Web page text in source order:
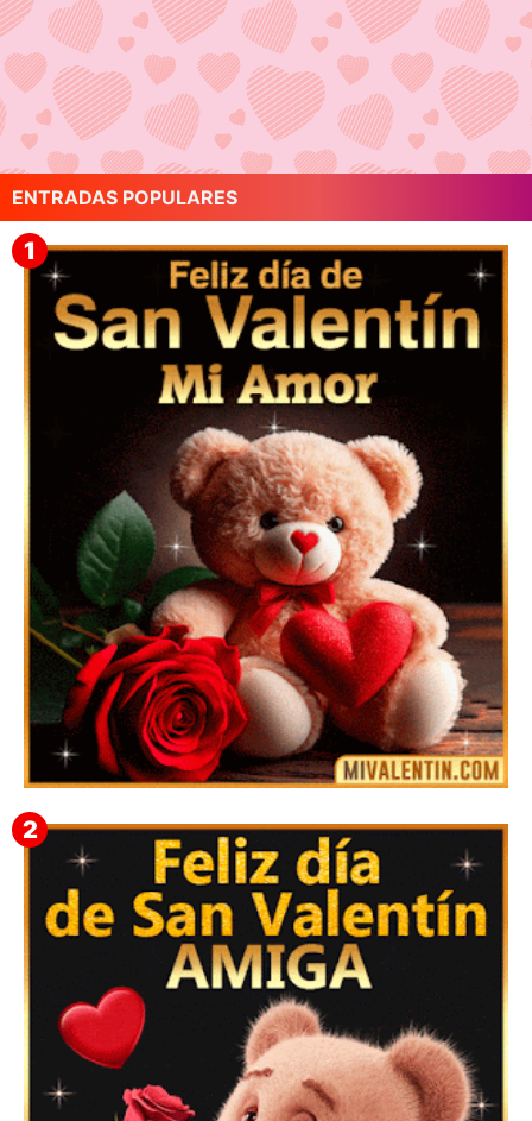
ENTRADAS POPULARES
🎁 Imágenes Gif Personalizadas con Nombres para
San Valentín 2026 💘